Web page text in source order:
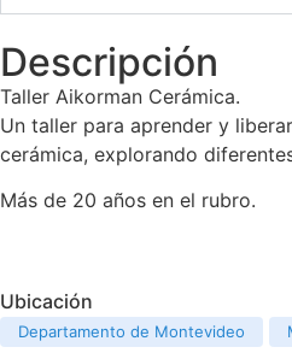
Descripción
Taller Aikorman Cerámica.
Un taller para aprender y
cerámica, explorando
Más de 20 años en el rubro.
Ubicación
Departamento de Montevideo